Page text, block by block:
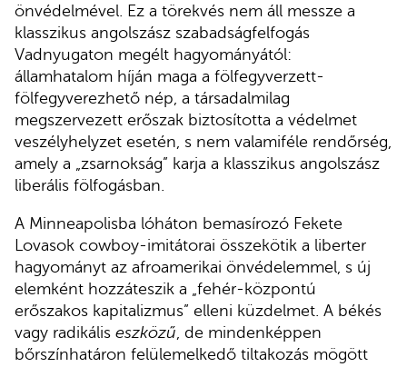
önvédelmével. Ez a törekvés nem áll messze a
klasszikus angolszász szabadságfelfogás
Vadnyugaton megélt hagyományától:
államhatalom híján maga a fölfegyverzett-
fölfegyverezhető nép, a társadalmilag
megszervezett erőszak biztosította a védelmet
veszélyhelyzet esetén, s nem valamiféle rendőrség,
amely a „zsarnokság” karja a klasszikus angolszász
liberális fölfogásban.
A Minneapolisba lóháton bemasírozó Fekete
Lovasok cowboy-imitátorai összekötik a liberter
hagyományt az afroamerikai önvédelemmel, s új
elemként hozzáteszik a „fehér-központú
erőszakos kapitalizmus” elleni küzdelmet. A békés
vagy radikális eszközű , de mindenképpen
bőrszínhatáron felülemelkedő tiltakozás mögött